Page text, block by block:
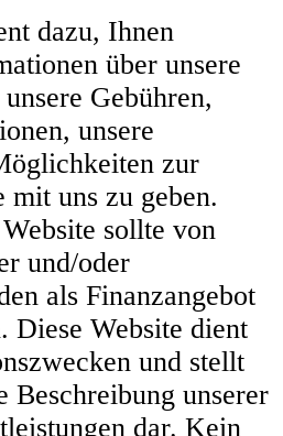
dazu, Ihnen
über unsere
Gebühren,
unsere
zur
uns zu geben.
sollte von
und/oder
als Finanzangebot
Diese Website dient
und stellt
Beschreibung unserer
dar. Kein